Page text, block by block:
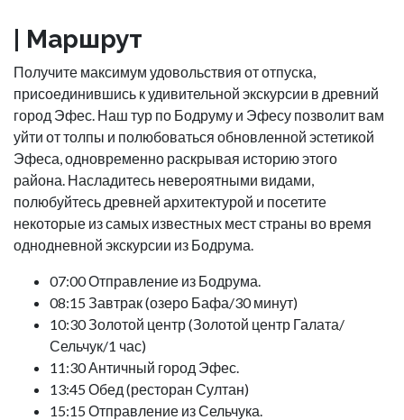
| Маршрут
Получите максимум удовольствия от отпуска,
присоединившись к удивительной экскурсии в древний
город Эфес. Наш тур по Бодруму и Эфесу позволит вам
уйти от толпы и полюбоваться обновленной эстетикой
Эфеса, одновременно раскрывая историю этого
района. Насладитесь невероятными видами,
полюбуйтесь древней архитектурой и посетите
некоторые из самых известных мест страны во время
однодневной экскурсии из Бодрума.
07:00 Отправление из Бодрума.
08:15 Завтрак (озеро Бафа/30 минут)
10:30 Золотой центр (Золотой центр Галата/
Сельчук/1 час)
11:30 Античный город Эфес.
13:45 Обед (ресторан Султан)
15:15 Отправление из Сельчука.